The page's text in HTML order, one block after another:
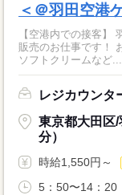
＜＠羽田空港
【空港内での接客】
販売のお仕事です！
ソフトクリームなど...
レジカウンタ
東京都大田区
分）
時給1,550円～
5：50〜14：20